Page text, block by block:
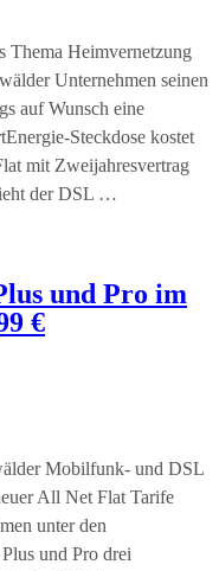
Thema Heimvernetzung
Unternehmen seinen
auf Wunsch eine
Steckdose kostet
mit Zweijahresvertrag
der DSL …
und Pro im
€
Mobilfunk- und DSL
All Net Flat Tarife
unter den
und Pro drei